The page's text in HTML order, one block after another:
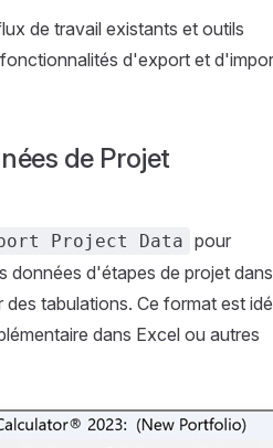
de travail existants et outils
d'export et
de Projet
Project Data pour
données d'étapes de projet
tabulations. Ce format est
dans Excel ou autres